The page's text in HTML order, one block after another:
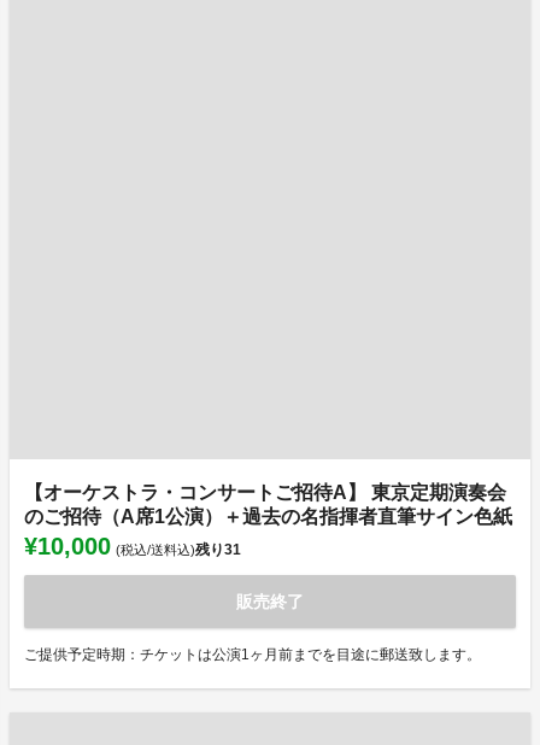
【オーケストラ・コンサートご招待A】 東京定期演奏会
のご招待（A席1公演）＋過去の名指揮者直筆サイン色紙
¥10,000 (税込/送料込)残り31
販売終了
ご提供予定時期：チケットは公演1ヶ月前までを目途に郵送致します。